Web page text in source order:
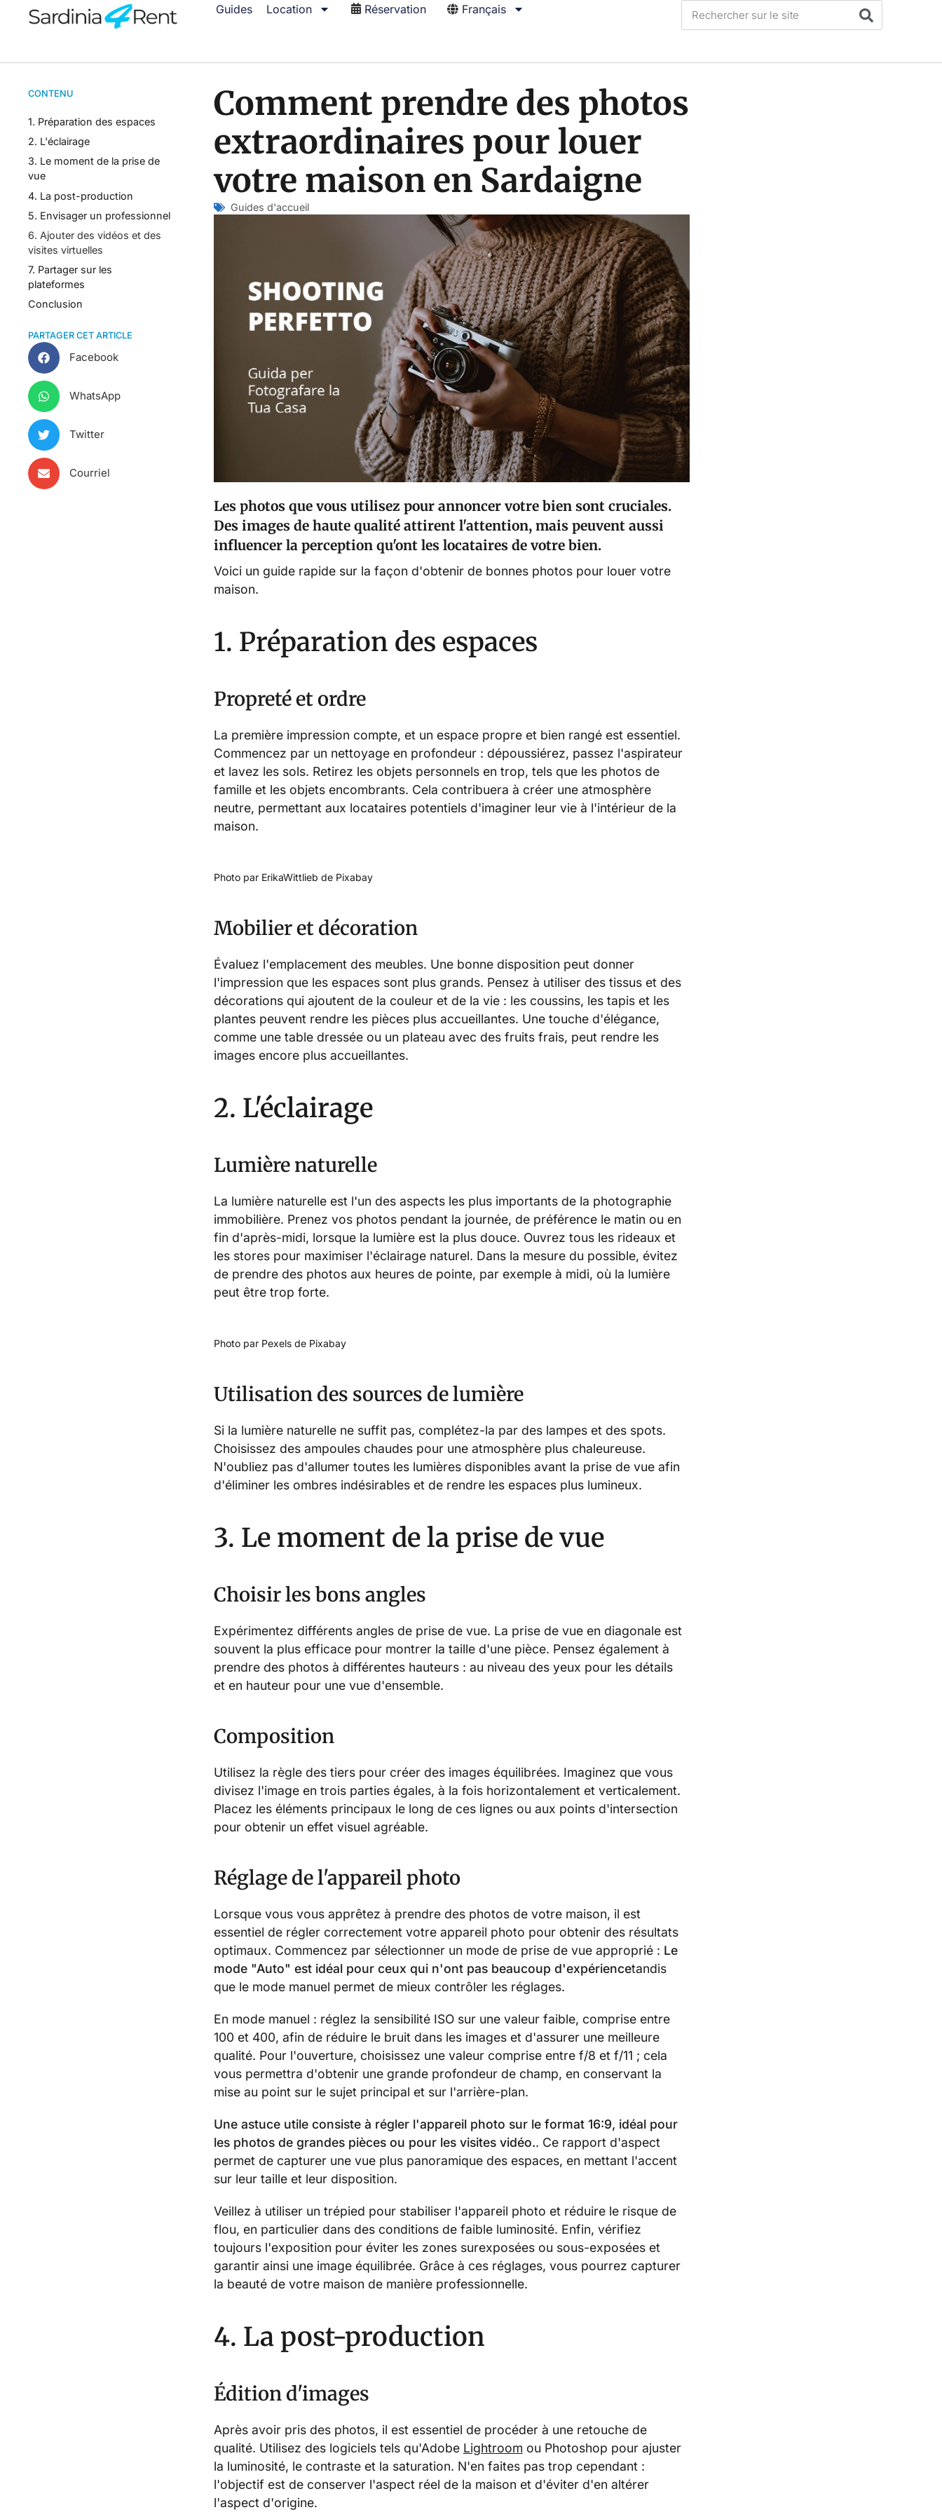
Guides Location Réservation Français
CONTENU
1. Préparation des espaces
2. L'éclairage
3. Le moment de la prise de
vue
4. La post-production
5. Envisager un professionnel
6. Ajouter des vidéos et des
visites virtuelles
7. Partager sur les
plateformes
Conclusion
PARTAGER CET ARTICLE
Facebook
WhatsApp
Twitter
Courriel
Comment prendre des photos
extraordinaires pour louer
votre maison en Sardaigne
Guides d'accueil
Les photos que vous utilisez pour annoncer votre bien sont cruciales.
Des images de haute qualité attirent l'attention, mais peuvent aussi
influencer la perception qu'ont les locataires de votre bien.
Voici un guide rapide sur la façon d'obtenir de bonnes photos pour louer votre
maison.
1. Préparation des espaces
Propreté et ordre
La première impression compte, et un espace propre et bien rangé est essentiel.
Commencez par un nettoyage en profondeur : dépoussiérez, passez l'aspirateur
et lavez les sols. Retirez les objets personnels en trop, tels que les photos de
famille et les objets encombrants. Cela contribuera à créer une atmosphère
neutre, permettant aux locataires potentiels d'imaginer leur vie à l'intérieur de la
maison.
Photo par ErikaWittlieb de Pixabay
Mobilier et décoration
Évaluez l'emplacement des meubles. Une bonne disposition peut donner
l'impression que les espaces sont plus grands. Pensez à utiliser des tissus et des
décorations qui ajoutent de la couleur et de la vie : les coussins, les tapis et les
plantes peuvent rendre les pièces plus accueillantes. Une touche d'élégance,
comme une table dressée ou un plateau avec des fruits frais, peut rendre les
images encore plus accueillantes.
2. L'éclairage
Lumière naturelle
La lumière naturelle est l'un des aspects les plus importants de la photographie
immobilière. Prenez vos photos pendant la journée, de préférence le matin ou en
fin d'après-midi, lorsque la lumière est la plus douce. Ouvrez tous les rideaux et
les stores pour maximiser l'éclairage naturel. Dans la mesure du possible, évitez
de prendre des photos aux heures de pointe, par exemple à midi, où la lumière
peut être trop forte.
Photo par Pexels de Pixabay
Utilisation des sources de lumière
Si la lumière naturelle ne suffit pas, complétez-la par des lampes et des spots.
Choisissez des ampoules chaudes pour une atmosphère plus chaleureuse.
N'oubliez pas d'allumer toutes les lumières disponibles avant la prise de vue afin
d'éliminer les ombres indésirables et de rendre les espaces plus lumineux.
3. Le moment de la prise de vue
Choisir les bons angles
Expérimentez différents angles de prise de vue. La prise de vue en diagonale est
souvent la plus efficace pour montrer la taille d'une pièce. Pensez également à
prendre des photos à différentes hauteurs : au niveau des yeux pour les détails
et en hauteur pour une vue d'ensemble.
Composition
Utilisez la règle des tiers pour créer des images équilibrées. Imaginez que vous
divisez l'image en trois parties égales, à la fois horizontalement et verticalement.
Placez les éléments principaux le long de ces lignes ou aux points d'intersection
pour obtenir un effet visuel agréable.
Réglage de l'appareil photo
Lorsque vous vous apprêtez à prendre des photos de votre maison, il est
essentiel de régler correctement votre appareil photo pour obtenir des résultats
optimaux. Commencez par sélectionner un mode de prise de vue approprié : Le
mode "Auto" est idéal pour ceux qui n'ont pas beaucoup d'expériencetandis
que le mode manuel permet de mieux contrôler les réglages.
En mode manuel : réglez la sensibilité ISO sur une valeur faible, comprise entre
100 et 400, afin de réduire le bruit dans les images et d'assurer une meilleure
qualité. Pour l'ouverture, choisissez une valeur comprise entre f/8 et f/11 ; cela
vous permettra d'obtenir une grande profondeur de champ, en conservant la
mise au point sur le sujet principal et sur l'arrière-plan.
Une astuce utile consiste à régler l'appareil photo sur le format 16:9, idéal pour
les photos de grandes pièces ou pour les visites vidéo.. Ce rapport d'aspect
permet de capturer une vue plus panoramique des espaces, en mettant l'accent
sur leur taille et leur disposition.
Veillez à utiliser un trépied pour stabiliser l'appareil photo et réduire le risque de
flou, en particulier dans des conditions de faible luminosité. Enfin, vérifiez
toujours l'exposition pour éviter les zones surexposées ou sous-exposées et
garantir ainsi une image équilibrée. Grâce à ces réglages, vous pourrez capturer
la beauté de votre maison de manière professionnelle.
4. La post-production
Édition d'images
Après avoir pris des photos, il est essentiel de procéder à une retouche de
qualité. Utilisez des logiciels tels qu'Adobe Lightroom ou Photoshop pour ajuster
la luminosité, le contraste et la saturation. N'en faites pas trop cependant :
l'objectif est de conserver l'aspect réel de la maison et d'éviter d'en altérer
l'aspect d'origine.